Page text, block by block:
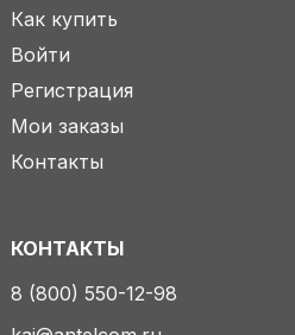
Как купить
Войти
Регистрация
Мои заказы
Контакты
КОНТАКТЫ
8 (800) 550-12-98